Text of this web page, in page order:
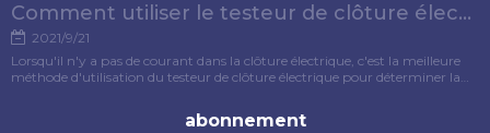
Comment utiliser le testeur de clôture électrique ?
2021/9/21
Lorsqu'il n'y a pas de courant dans la clôture électrique, c'est la meilleure
méthode d'utilisation du testeur de clôture électrique pour déterminer la
d'utilisation du testeur de clôture électrique.
abonnement